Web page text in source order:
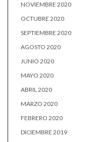
NOVIEMBRE 2020
OCTUBRE 2020
SEPTIEMBRE 2020
AGOSTO 2020
JUNIO 2020
MAYO 2020
ABRIL 2020
MARZO 2020
FEBRERO 2020
DICIEMBRE 2019